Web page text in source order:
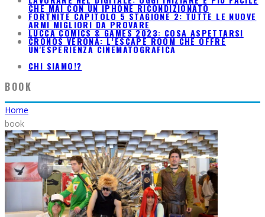
CHE MAI CON UN IPHONE RICONDIZIONATO
FORTNITE CAPITOLO 5 STAGIONE 2: TUTTE LE NUOVE
ARMI MIGLIORI DA PROVARE
LUCCA COMICS & GAMES 2023: COSA ASPETTARSI
CRONOS VERONA: L’ESCAPE ROOM CHE OFFRE
UN'ESPERIENZA CINEMATOGRAFICA
CHI SIAMO!?
BOOK
Home
book